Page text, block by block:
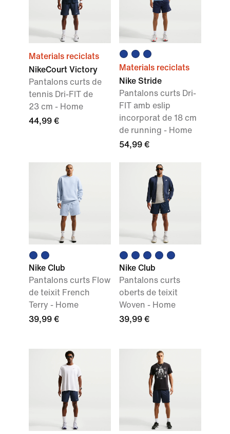
Materials reciclats
NikeCourt Victory
Pantalons curts de
tennis Dri-FIT de
23 cm - Home
44,99 €
Materials reciclats
Nike Stride
Pantalons curts Dri-
FIT amb eslip
incorporat de 18 cm
de running - Home
54,99 €
Nike Club
Pantalons curts Flow
de teixit French
Terry - Home
39,99 €
Nike Club
Pantalons curts
oberts de teixit
Woven - Home
39,99 €